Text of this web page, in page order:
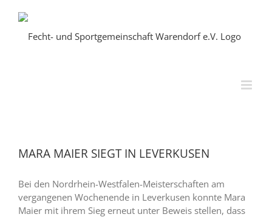
content
MARA MAIER SIEGT IN LEVERKUSEN
Bei den Nordrhein-Westfalen-Meisterschaften am
vergangenen Wochenende in Leverkusen konnte Mara
Maier mit ihrem Sieg erneut unter Beweis stellen, dass